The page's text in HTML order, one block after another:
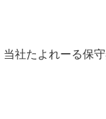
社たよれーる保